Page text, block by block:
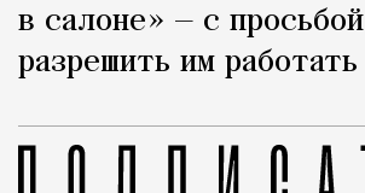
в салоне» — с просьбой
разрешить им работать